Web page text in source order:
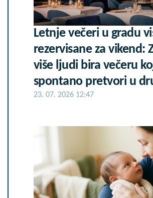
Letnje večeri u gradu
rezervisane za vikend:
više ljudi bira večeru
spontano pretvori u
23. 07. 2026 12:47